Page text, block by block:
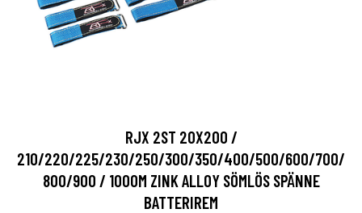
RJX 2ST 20X200 /
210/220/225/230/250/300/350/400/500/600/700/
800/900 / 1000M ZINK ALLOY SÖMLÖS SPÄNNE
BATTERIREM